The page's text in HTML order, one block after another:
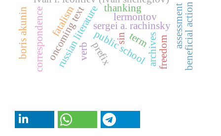
russian literaturesergei a. rachinsky
public school
correspondence archives
oncoming text term
prefix
thanking
lermontov
fatalism
sin freedom
assessment
boris akunin beneficial action
verb